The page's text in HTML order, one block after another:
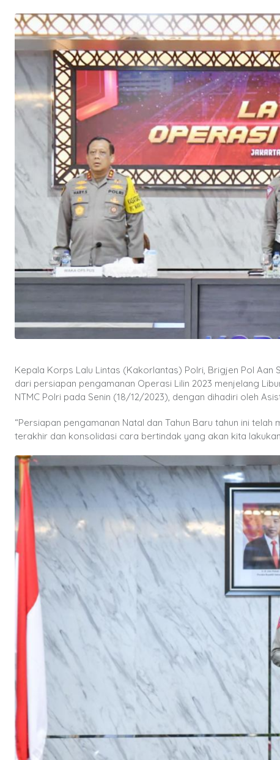
Kepala Korps Lalu Lintas (Kakorlantas) Polri, Brigjen Pol Aan
dari persiapan pengamanan Operasi Lilin 2023 menjelang
NTMC Polri pada Senin (18/12/2023), dengan dihadiri oleh
“Persiapan pengamanan Natal dan Tahun Baru tahun ini
terakhir dan konsolidasi cara bertindak yang akan kita